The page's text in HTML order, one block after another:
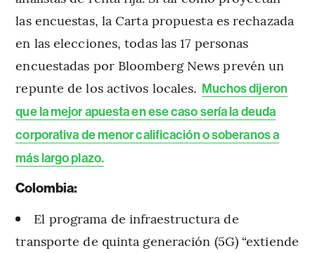
las encuestas, la Carta propuesta es rechazada
en las elecciones, todas las 17 personas
encuestadas por Bloomberg News prevén un
repunte de los activos locales. Muchos dijeron
que la mejor apuesta en ese caso sería la deuda
corporativa de menor calificación o soberanos a
más largo plazo.
Colombia:
El programa de infraestructura de
transporte de quinta generación (5G) “extiende